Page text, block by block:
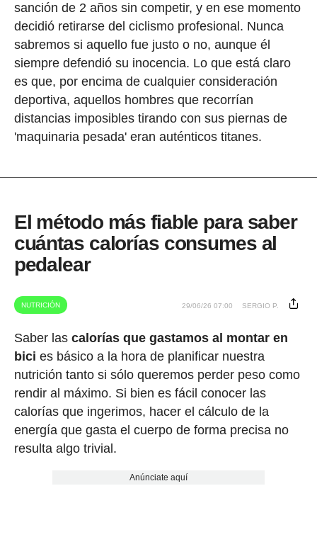
sanción de 2 años sin competir, y en ese momento
decidió retirarse del ciclismo profesional. Nunca
sabremos si aquello fue justo o no, aunque él
siempre defendió su inocencia. Lo que está claro
es que, por encima de cualquier consideración
deportiva, aquellos hombres que recorrían
distancias imposibles tirando con sus piernas de
'maquinaria pesada' eran auténticos titanes.
El método más fiable para saber
cuántas calorías consumes al
pedalear
NUTRICIÓN 29/06/26 07:00 SERGIO P.
Saber las calorías que gastamos al montar en
bici es básico a la hora de planificar nuestra
nutrición tanto si sólo queremos perder peso como
rendir al máximo. Si bien es fácil conocer las
calorías que ingerimos, hacer el cálculo de la
energía que gasta el cuerpo de forma precisa no
resulta algo trivial.
Anúnciate aquí